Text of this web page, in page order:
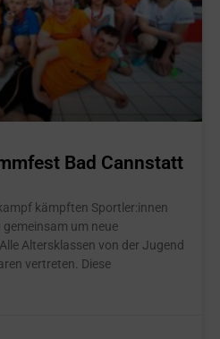
Bad Cannstatt
kämpften Sportler:innen
um neue
Altersklassen von der Jugend
vertreten. Diese